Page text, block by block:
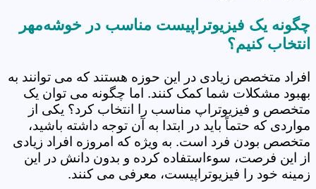
چگونه یک فیزیوتراپیست مناسب در خوشه‌مهر
انتخاب کنیم؟
افراد متخصص زیادی در این حوزه هستند که می توانند به
بهبود مشکلات شما کمک کنند. اما چگونه می توان یک
متخصص و فیزیوتراپ مناسب را انتخاب کرد؟ یکی از
مواردی که حتماً باید در ابتدا به آن توجه داشته باشید،
متخصص بودن فرد است. به ویژه که امروزه افراد زیادی
از این فرصت، سوءاستفاده کرده و بدون دانش در این
زمینه خود را فیزیوتراپیست، معرفی می کنند.